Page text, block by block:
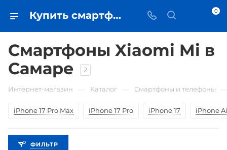
Купить смартфоны Xiaomi Mi в Самаре - цена в iЧехол 0
Смартфоны Xiaomi Mi в
Самаре
2
Интернет-магазин Каталог Смартфоны и телефоны
iPhone 17 Pro Max iPhone 17 Pro iPhone 17 iPhone
ФИЛЬТР